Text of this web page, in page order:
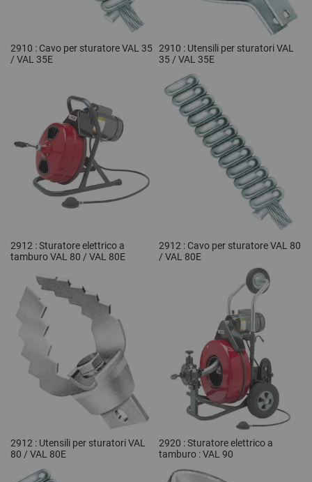
2910 : Cavo per sturatore VAL 35
/ VAL 35E
2910 : Utensili per sturatori VAL
35 / VAL 35E
2912 : Sturatore elettrico a
tamburo VAL 80 / VAL 80E
2912 : Cavo per sturatore VAL 80
/ VAL 80E
2912 : Utensili per sturatori VAL
80 / VAL 80E
2920 : Sturatore elettrico a
tamburo : VAL 90